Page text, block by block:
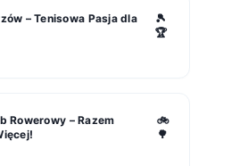
– Tenisowa Pasja dla
🎾
🏆
Rowerowy – Razem
🚲
🌳